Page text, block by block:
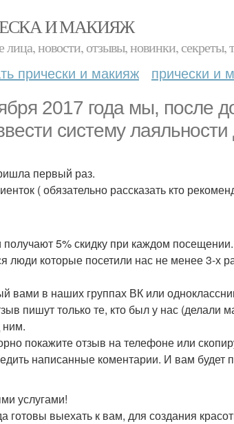
И МАКИЯЖ
новости, отзывы, новинки, секреты,
прически и макияж прически и
2017 года мы, после
систему лаяльности
первый раз.
( обязательно рассказать кто
5% скидку при каждом посещении.
люди которые посетили нас не менее 3-х
вами в наших группах ВК или
пишут только те, кто был у нас (делали
ним.
покажите отзыв на телефоне или
написанные коментарии. И вам будет
услугами!
готовы выехать к вам, для создания